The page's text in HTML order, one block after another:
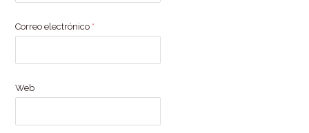
Correo electrónico *
Web